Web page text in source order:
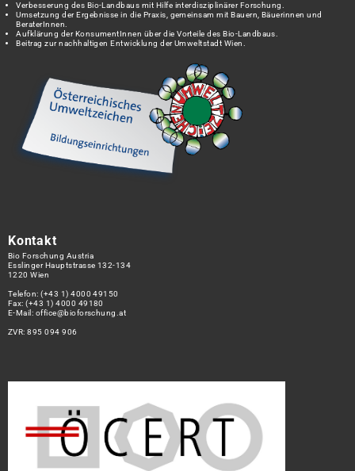
Verbesserung des Bio-Landbaus mit Hilfe interdisziplinärer Forschung.
Umsetzung der Ergebnisse in die Praxis, gemeinsam mit Bauern, Bäuerinnen und
BeraterInnen.
Aufklärung der KonsumentInnen über die Vorteile des Bio-Landbaus.
Beitrag zur nachhaltigen Entwicklung der Umweltstadt Wien.
Kontakt
Bio Forschung Austria
Esslinger Hauptstrasse 132-134
1220 Wien
Telefon:(+43 1) 4000 49150
Fax: (+43 1) 4000 49180
E-Mail: office@bioforschung.at
ZVR: 895 094 906